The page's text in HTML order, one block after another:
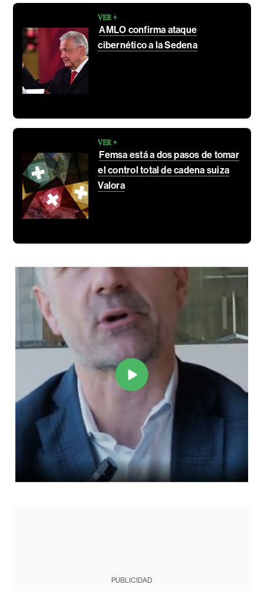
VER +
AMLO confirma ataque
cibernético a la Sedena
VER +
Femsa está a dos pasos de tomar
el control total de cadena suiza
Valora
PUBLICIDAD